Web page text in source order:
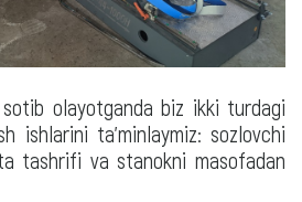
olayotganda biz ikki turdagi
ishlarini ta'minlaymiz: sozlovchi
tashrifi va stanokni masofadan